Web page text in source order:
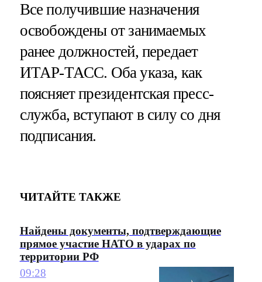
Все получившие назначения
освобождены от занимаемых
ранее должностей, передает
ИТАР-ТАСС. Оба указа, как
поясняет президентская пресс-
служба, вступают в силу со дня
подписания.
ЧИТАЙТЕ ТАКЖЕ
Найдены документы, подтверждающие
прямое участие НАТО в ударах по
территории РФ
09:28